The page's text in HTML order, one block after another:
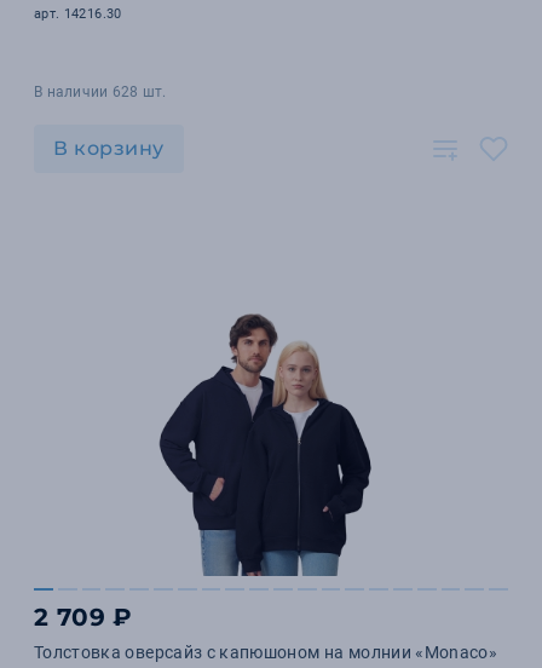
арт. 14216.30
В наличии 628 шт.
В корзину
2 709 ₽
Толстовка оверсайз с капюшоном на молнии «Monaco»